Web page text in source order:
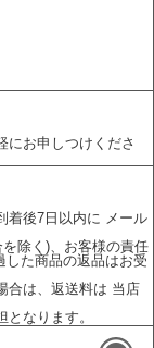
にお申しつけくださ
後7日以内に メール
除く)、お客様の責任
した商品の返品はお受
合は、返送料は 当店
なります。